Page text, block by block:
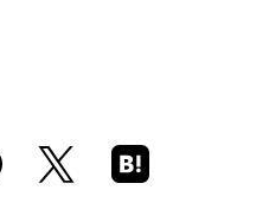
X
Hatena
Boo